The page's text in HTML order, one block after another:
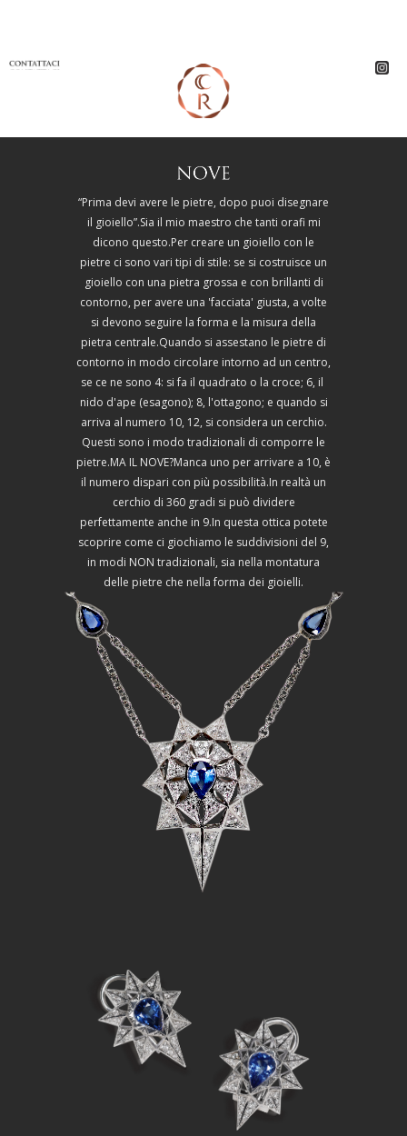
“Prima devi avere le pietre, dopo puoi disegnare
il gioiello”.Sia il mio maestro che tanti orafi mi
dicono questo.Per creare un gioiello con le
pietre ci sono vari tipi di stile: se si costruisce un
gioiello con una pietra grossa e con brillanti di
contorno, per avere una 'facciata' giusta, a volte
si devono seguire la forma e la misura della
pietra centrale.Quando si assestano le pietre di
contorno in modo circolare intorno ad un centro,
se ce ne sono 4: si fa il quadrato o la croce; 6, il
nido d'ape (esagono); 8, l'ottagono; e quando si
arriva al numero 10, 12, si considera un cerchio.
Questi sono i modo tradizionali di comporre le
pietre.MA IL NOVE?Manca uno per arrivare a 10, è
il numero dispari con più possibilità.In realtà un
cerchio di 360 gradi si può dividere
perfettamente anche in 9.In questa ottica potete
scoprire come ci giochiamo le suddivisioni del 9,
in modi NON tradizionali, sia nella montatura
delle pietre che nella forma dei gioielli.